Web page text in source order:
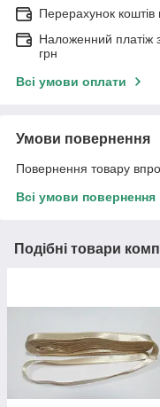
Перерахунок коштів
Наложенний платіж
грн
Всі умови оплати
Умови повернення
Повернення товару
Всі умови повернення
Подібні товари